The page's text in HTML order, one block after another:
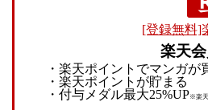
[登録無料]
楽天
・楽天ポイントでマンガが
・楽天ポイントが貯まる
・付与メダル最大25%UP※楽